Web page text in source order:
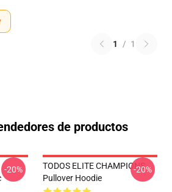
1 / 1
de productos
-20%
TODOS ELITE CHAMPIONS
Pullover Hoodie
-20%